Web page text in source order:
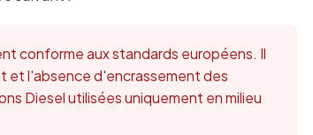
conforme aux standards européens. Il
et l'absence d'encrassement des
Diesel utilisées uniquement en milieu